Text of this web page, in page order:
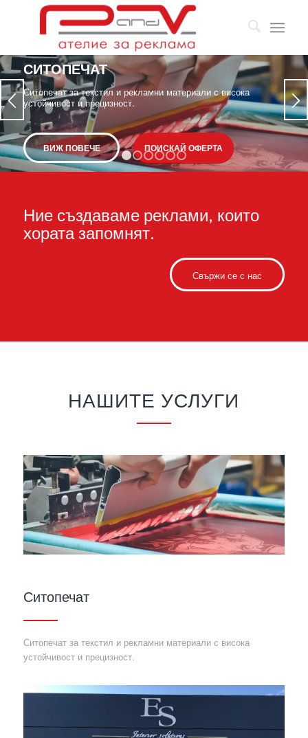
СИТОПЕЧАТ
Ситопечат за текстил и рекламни материали с висока
устойчивост и прецизност.
ВИЖ ПОВЕЧЕ ПОИСКАЙ ОФЕРТА
1 2 3 4 6
Ние създаваме реклами, които
хората запомнят.
Свържи се с нас
НАШИТЕ УСЛУГИ
Ситопечат
Ситопечат за текстил и рекламни материали с висока
устойчивост и прецизност.